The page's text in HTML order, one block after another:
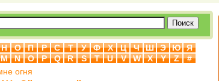
Н О П Р С Т У Ф Х Ц Ч Ш Э Ю
Я
M N O P Q R S T U V W X Y Z
#
огня